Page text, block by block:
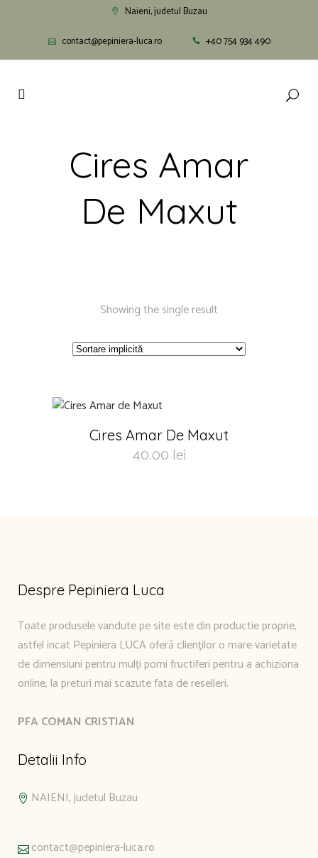
Naieni, judetul Buzau
contact@pepiniera-luca.ro
+40 754 934 490
Cires Amar
De Maxut
Showing the single result
Cires Amar De Maxut
40.00 lei
Despre Pepiniera Luca
Toate produsele vandute pe site este din productie proprie,
astfel incat Pepiniera LUCA oferă clienților o mare varietate
de dimensiuni pentru mulți pomi fructiferi pentru a achiziona
online, la preturi mai scazute fata de reselleri.
PFA COMAN CRISTIAN
Detalii Info
NAIENI, judetul Buzau
contact@pepiniera-luca.ro